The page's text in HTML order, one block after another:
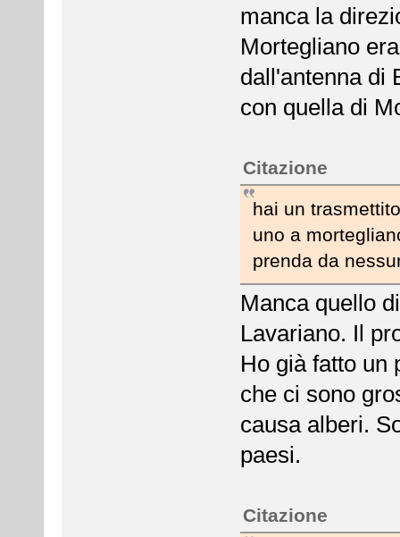
manca la
Mortegliano
dall'antenna di
con quella di
Citazione
hai un
uno a
prenda da
Manca quello
Lavariano. Il
Ho già fatto un
che ci sono
causa alberi.
paesi.
Citazione